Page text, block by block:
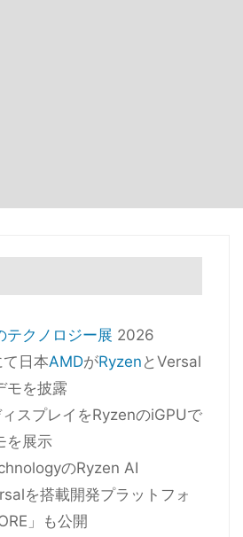
テクノロジー展 2026
日本AMDがRyzen とVersal
モを披露
スプレイをRyzenのiGPUで
を展示
のRyzen AI
を搭載開発プラットフォ
」も公開